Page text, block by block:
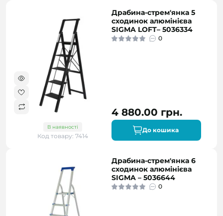
В наявності
Код товару: 7414
Драбина-стрем'янка 5
сходинок алюмінієва
SIGMA LOFT– 5036334
0
4 880.00 грн.
До кошика
Драбина-стрем'янка 6
сходинок алюмінієва
SIGMA – 5036644
0